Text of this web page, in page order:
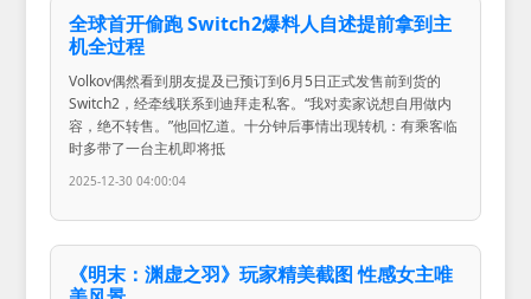
全球首开偷跑 Switch2爆料人自述提前拿到主
机全过程
Volkov偶然看到朋友提及已预订到6月5日正式发售前到货的
Switch2，经牵线联系到迪拜走私客。“我对卖家说想自用做内
容，绝不转售。”他回忆道。十分钟后事情出现转机：有乘客临
时多带了一台主机即将抵
2025-12-30 04:00:04
《明末：渊虚之羽》玩家精美截图 性感女主唯